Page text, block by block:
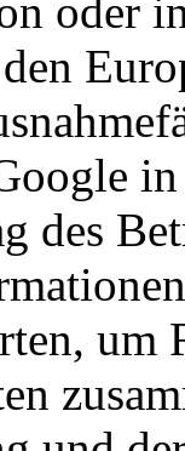
oder
des
um